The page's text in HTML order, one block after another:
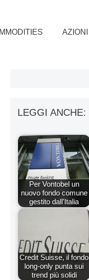
AZIONI
LEGGI ANCHE:
Per Vontobel un
nuovo fondo comune
gestito dall'Italia
Credit Suisse, il fondo
long-only punta sui
trend più solidi